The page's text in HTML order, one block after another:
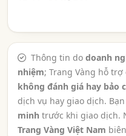
Thông tin do doanh
nhiệm; Trang Vàng hỗ
không đánh giá hay bảo
dịch vụ hay giao dịch.
minh trước khi giao dịch.
Trang Vàng Việt Nam